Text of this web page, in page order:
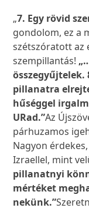
„7. Egy rövid
gondolom, ez a
szétszóratott az
szempillantás!
összegyűjtelek.
pillanatra
hűséggel
URad.”Az
párhuzamos
Nagyon
Izraellel, mint
pillanatnyi
mértéket
nekünk.”